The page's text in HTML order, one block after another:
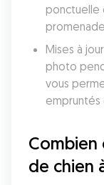
ponctuelle
Mises à
photo
vous
empruntés
de chien